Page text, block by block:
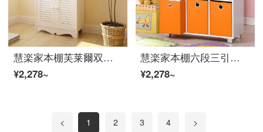
慧楽家本棚芙莱爾双門百葉四階収納棚棚棚棚棚白11225
¥2,278~
慧楽家本棚六段三引き出しロッカー付き引き出しケース12040
¥2,278~
< 1 2 3 4 >